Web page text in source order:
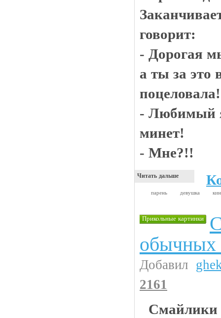
говорит:
- Дорогая
а ты за это
поцеловала!
- Любимый
минет!
- Мне?!!
Читать дальше
парень девушка
Прикольные картинки
обычных
Добавил
2161
Смайлики